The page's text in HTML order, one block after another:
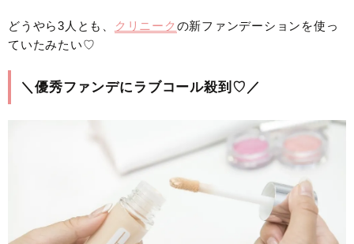
どうやら3人とも、 クリニーク の新ファンデーションを使っ
ていたみたい♡
＼優秀ファンデにラブコール殺到♡／